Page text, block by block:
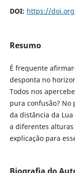
DOI: https://
Resumo
É frequente
desponta no
Todos nos
pura confusão? No
da distância da
a diferentes
explicação para